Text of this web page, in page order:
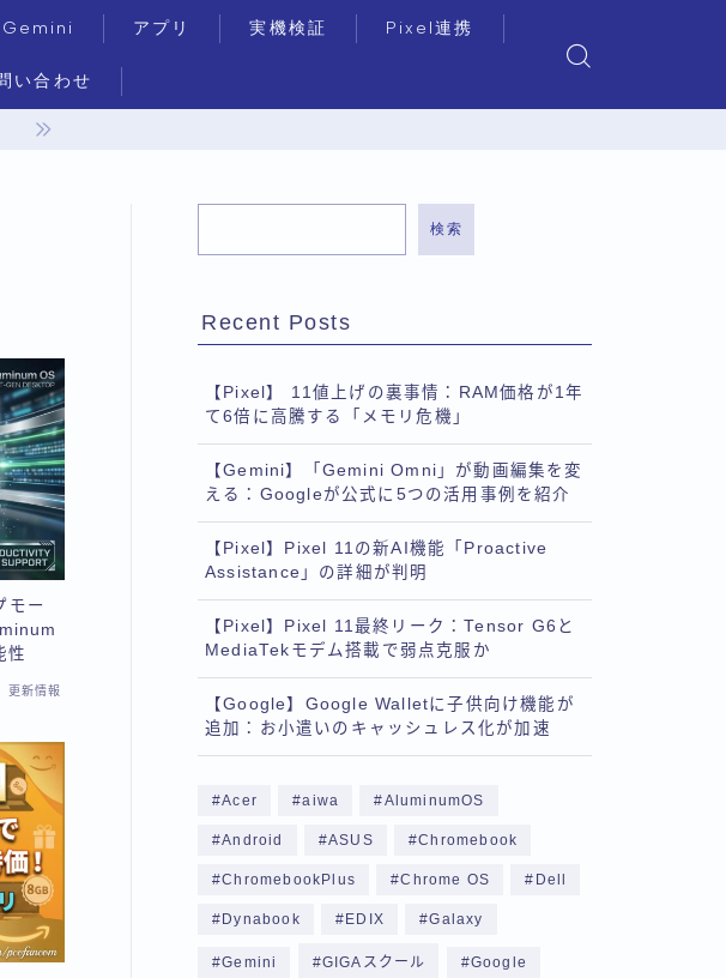
Gemini アプリ 実機検証 Pixel連携
い合わせ
モー
性
更新情報
検索
Recent Posts
【Pixel】 11値上げの裏事情：RAM価格が1年
て6倍に高騰する「メモリ危機」
【Gemini】「Gemini Omni」が動画編集を変
える：Googleが公式に5つの活用事例を紹介
【Pixel】Pixel 11の新AI機能「Proactive
Assistance」の詳細が判明
【Pixel】Pixel 11最終リーク：Tensor G6と
MediaTekモデム搭載で弱点克服か
【Google】Google Walletに子供向け機能が
追加：お小遣いのキャッシュレス化が加速
Acer aiwa AluminumOS
Android ASUS Chromebook
ChromebookPlus Chrome OS Dell
Dynabook EDIX Galaxy
Gemini GIGAスクール Google